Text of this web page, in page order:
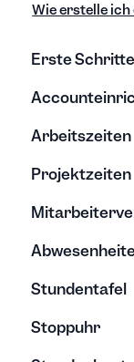
Wie erstelle ich
Erste Schritte
Export/
Hilfe &
Arbeitszeiten
Zeiten
Zeiten
Projektzeiten
Erfassung
Budgets
Soll-
Rechte
Allgemein
Urlaub
Stundentafel
Erfassung
Stoppuhr